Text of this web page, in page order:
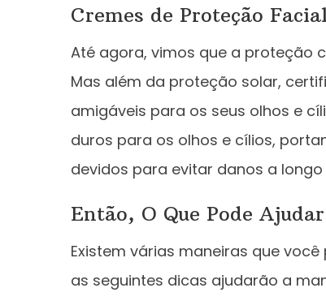
Cremes de Proteção Facial
Até agora, vimos que a proteção
Mas além da proteção solar,
amigáveis ​​para os seus olhos e
duros para os olhos e cílios,
devidos para evitar danos a longo
Então, O Que Pode
Existem várias maneiras que
as seguintes dicas ajudarão a